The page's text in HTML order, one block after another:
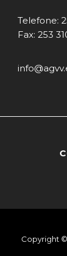
Telefone:
Fax: 253
Copyright